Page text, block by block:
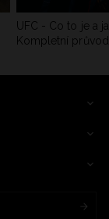
UFC - Co to je a
Kompletní